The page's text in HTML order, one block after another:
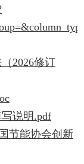
2026修订
说明.pdf
节能协会创新